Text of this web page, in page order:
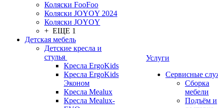
Коляски FooFoo
Коляски JOYOY 2024
Коляски JOYOY
+ ЕЩЕ 1
Детская мебель
Детские кресла и
стулья
Кресла ErgoKids
Кресла ErgoKids
Эконом
Кресла Mealux
Кресла Mealux-
Услуги
Сервисные
Сборка
мебели
Подъём и